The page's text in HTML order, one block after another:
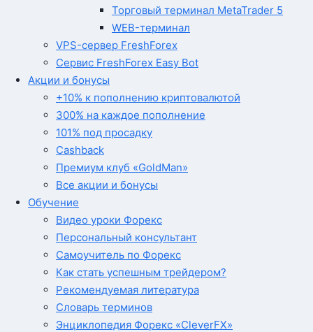
Торговый терминал MetaTrader 5
WEB-терминал
VPS-сервер FreshForex
Сервис FreshForex Easy Bot
Акции и бонусы
+10% к пополнению криптовалютой
300% на каждое пополнение
101% под просадку
Cashback
Премиум клуб «GoldMan»
Все акции и бонусы
Обучение
Видео уроки Форекс
Персональный консультант
Самоучитель по Форекс
Как стать успешным трейдером?
Рекомендуемая литература
Словарь терминов
Энциклопедия Форекс «CleverFX»